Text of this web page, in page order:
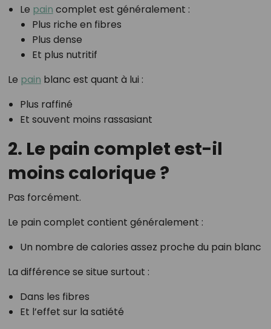
Le pain complet est généralement :
Plus riche en fibres
Plus dense
Et plus nutritif
Le pain blanc est quant à lui :
Plus raffiné
Et souvent moins rassasiant
2. Le pain complet est-il
moins calorique ?
Pas forcément.
Le pain complet contient généralement :
Un nombre de calories assez proche du pain blanc
La différence se situe surtout :
Dans les fibres
Et l’effet sur la satiété